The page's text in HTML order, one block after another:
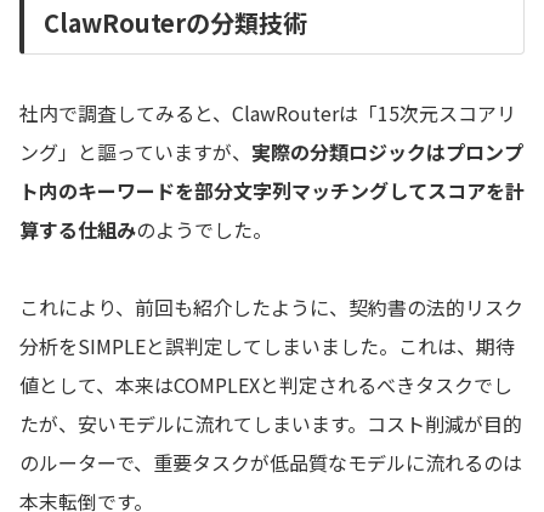
ClawRouterの分類技術
社内で調査してみると、ClawRouterは「15次元スコアリ
ング」と謳っていますが、 実際の分類ロジックはプロンプ
ト内のキーワードを部分文字列マッチングしてスコアを計
算する仕組みのようでした。
これにより、前回も紹介したように、契約書の法的リスク
分析をSIMPLEと誤判定してしまいました。これは、期待
値として、本来はCOMPLEXと判定されるべきタスクでし
たが、安いモデルに流れてしまいます。コスト削減が目的
のルーターで、重要タスクが低品質なモデルに流れるのは
本末転倒です。